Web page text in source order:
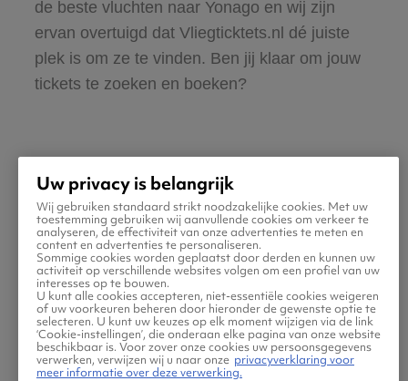
de beste vluchten naar Yonago en wij zijn
ervan overtuigd dat Vliegticktets.nl dé juiste
plek is om ze te vinden. Ben jij klaar om jouw
tickets te zoeken en boeken?
Praktische informatie voor
je vlucht naar Yonago
Uw privacy is belangrijk
Wij gebruiken standaard strikt noodzakelijke cookies. Met uw
toestemming gebruiken wij aanvullende cookies om verkeer te
analyseren, de effectiviteit van onze advertenties te meten en
content en advertenties te personaliseren.
Sommige cookies worden geplaatst door derden en kunnen uw
activiteit op verschillende websites volgen om een profiel van uw
interesses op te bouwen.
U kunt alle cookies accepteren, niet-essentiële cookies weigeren
of uw voorkeuren beheren door hieronder de gewenste optie te
selecteren. U kunt uw keuzes op elk moment wijzigen via de link
‘Cookie-instellingen’, die onderaan elke pagina van onze website
beschikbaar is. Voor zover onze cookies uw persoonsgegevens
verwerken, verwijzen wij u naar onze privacyverklaring voor
meer informatie over deze verwerking.